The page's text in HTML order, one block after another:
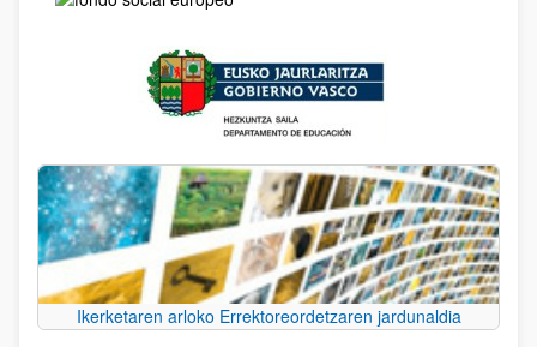
Ikerketaren arloko Errektoreordetzaren jardunaldia